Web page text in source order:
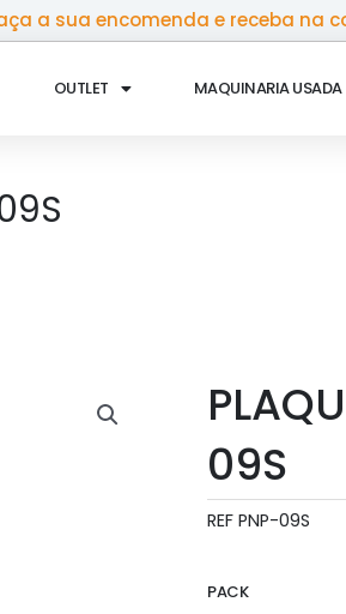
a sua encomenda e receba na
OUTLET MAQUINARIA USADA
09S
REF PNP-09S
PACK